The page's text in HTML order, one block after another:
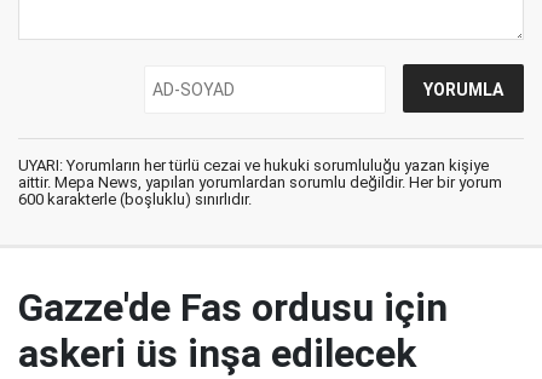
UYARI: Yorumların her türlü cezai ve hukuki sorumluluğu yazan kişiye
aittir. Mepa News, yapılan yorumlardan sorumlu değildir. Her bir yorum
600 karakterle (boşluklu) sınırlıdır.
Gazze'de Fas ordusu için
askeri üs inşa edilecek